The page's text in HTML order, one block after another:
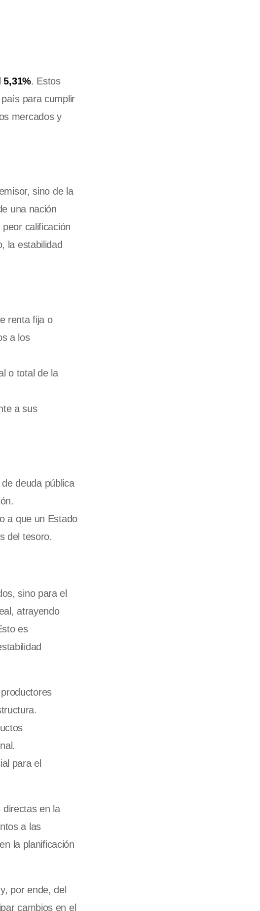
5,31%. Estos
para cumplir
mercados y
sino de la
una nación
calificación
la estabilidad
renta fija o
a los
o total de la
a sus
deuda pública
a que un Estado
del tesoro.
sino para el
atrayendo
es
para el
directas en la
a las
la planificación
por ende, del
cambios en el